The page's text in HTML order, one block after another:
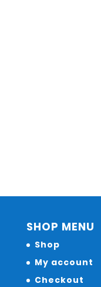
SHOP MENU
Shop
My account
Checkout